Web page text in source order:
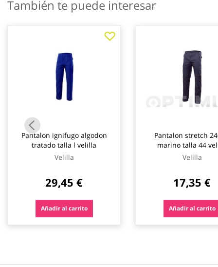
galería
También te puede interesar
Pantalon ignifugo algodon
tratado talla l velilla
Velilla
29,45 €
Añadir al carrito
Pantalon stretch
marino talla 44
Velilla
17,35 €
Añadir al carrito